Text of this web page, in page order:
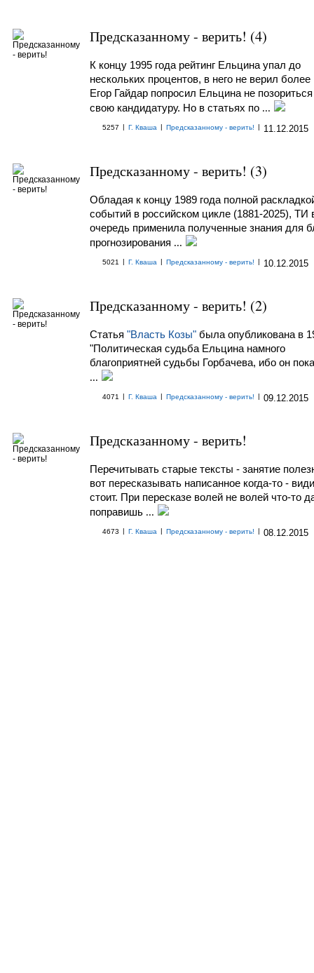
Предсказанному - верить! (4)
К концу 1995 года рейтинг Ельцина упал до
нескольких процентов, в него не верил более
Егор Гайдар попросил Ельцина не
свою кандидатуру. Но в статьях по ...
5257 | Г. Кваша | Предсказанному - верить! | 11.12.2015
Предсказанному - верить! (3)
Обладая к концу 1989 года полной
событий в российском цикле (1881-2025), ТИ
очередь применила полученные знания для
прогнозирования ...
5021 | Г. Кваша | Предсказанному - верить! | 10.12.2015
Предсказанному - верить! (2)
Статья "Власть Козы" была опубликована в
"Политическая судьба Ельцина намного
благоприятней судьбы Горбачева, ибо он
...
4071 | Г. Кваша | Предсказанному - верить! | 09.12.2015
Предсказанному - верить!
Перечитывать старые тексты - занятие
вот пересказывать написанное когда-то -
стоит. При пересказе волей не волей что-то
поправишь ...
4673 | Г. Кваша | Предсказанному - верить! | 08.12.2015